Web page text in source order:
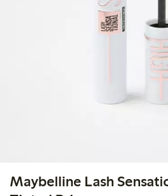
Maybelline Lash